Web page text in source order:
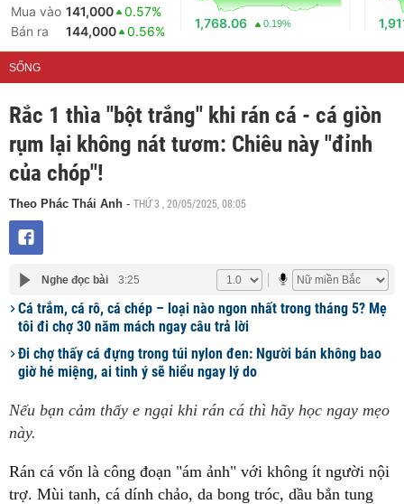
Mua vào 141,000
0.57%
Bán ra
144,000 0.56%
1,768.06 0.19%
SỐNG
Rắc 1 thìa "bột trắng" khi rán cá - cá giòn
rụm lại không nát tươm: Chiêu này "đỉnh
của chóp"!
Theo Phác Thái Anh - THỨ 3 , 20/05/2025, 08:05
Nghe đọc bài 3:25
Cá trắm, cá rô, cá chép – loại nào ngon nhất trong tháng 5? Mẹ
tôi đi chợ 30 năm mách ngay câu trả lời
Đi chợ thấy cá đựng trong túi nylon đen: Người bán không bao
giờ hé miệng, ai tinh ý sẽ hiểu ngay lý do
Nếu bạn cảm thấy e ngại khi rán cá thì hãy học ngay mẹo
này.
Rán cá vốn là công đoạn "ám ảnh" với không ít người nội
trợ. Mùi tanh, cá dính chảo, da bong tróc, dầu bắn tung